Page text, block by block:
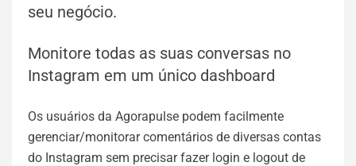
seu negócio.
Monitore todas as suas conversas no
Instagram em um único dashboard
Os usuários da Agorapulse podem facilmente
gerenciar/monitorar comentários de diversas contas
do Instagram sem precisar fazer login e logout de